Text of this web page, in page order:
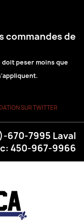
commandes de
doit peser moins que
SUR TWITTER
670-7995 Laval
450-967-9966